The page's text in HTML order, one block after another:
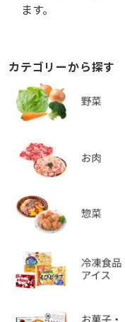
ます。
カテゴリーから探す